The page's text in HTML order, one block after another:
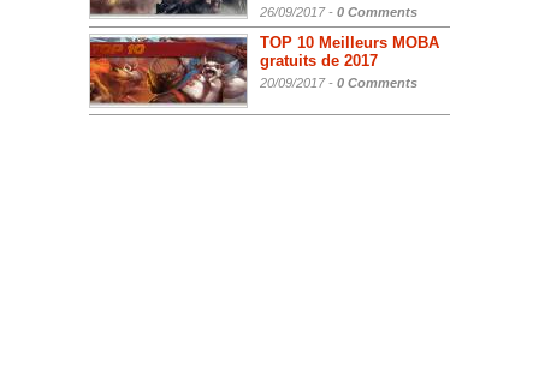
26/09/2017 - 0 Comments
TOP 10 Meilleurs MOBA
gratuits de 2017
20/09/2017 - 0 Comments